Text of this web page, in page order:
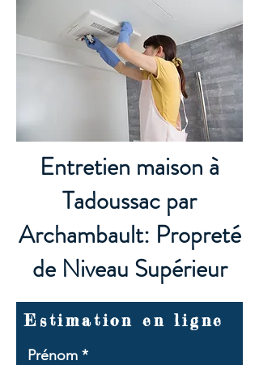
Entretien maison à
Tadoussac par
Archambault: Propreté
de Niveau Supérieur
Estimation en ligne
Prénom